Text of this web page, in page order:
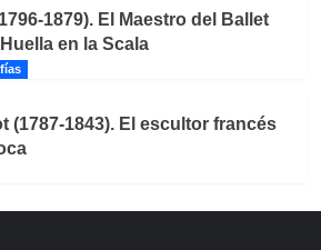
1879). El Maestro del Ballet
en la Scala
(1787-1843). El escultor francés